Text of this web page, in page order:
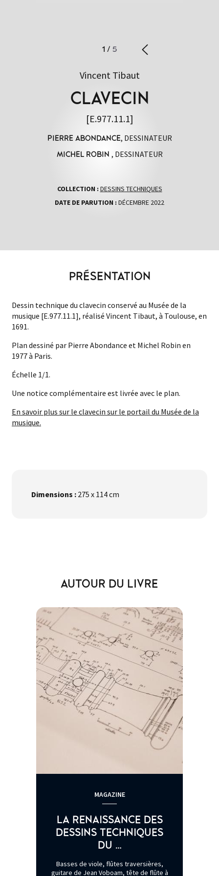
1 / 5
Vincent Tibaut
CLAVECIN
[E.977.11.1]
PIERRE ABONDANCE, DESSINATEUR
MICHEL ROBIN , DESSINATEUR
COLLECTION : DESSINS TECHNIQUES
DATE DE PARUTION : DÉCEMBRE 2022
PRÉSENTATION
Dessin technique du clavecin conservé au Musée de la
musique [E.977.11.1], réalisé Vincent Tibaut, à Toulouse, en
1691.
Plan dessiné par Pierre Abondance et Michel Robin en
1977 à Paris.
Échelle 1/1.
Une notice complémentaire est livrée avec le plan.
En savoir plus sur le clavecin sur le portail du Musée de la
musique.
Dimensions : 275 x 114 cm
AUTOUR DU LIVRE
MAGAZINE
LA RENAISSANCE DES
DESSINS TECHNIQUES
DU …
Basses de viole, flûtes traversières,
guitare de Jean Voboam, tête de flûte à